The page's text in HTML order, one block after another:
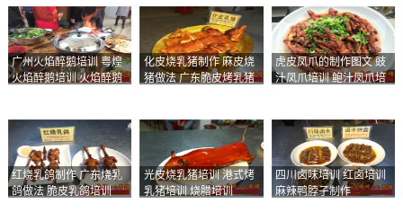
广州火焰醉鹅培训 粤煌
火焰醉鹅培训 火焰醉鹅
化皮烧乳猪制作 麻皮烧
猪做法 广东脆皮烤乳猪
虎皮凤爪的制作图文 豉
汁凤爪培训 鲍汁凤爪培
红烧乳鸽制作 广东烧乳
鸽做法 脆皮乳鸽培训
光皮烧乳猪培训 港式烤
乳猪培训 烧腊培训
四川卤味培训 红卤培训
麻辣鸭脖子制作